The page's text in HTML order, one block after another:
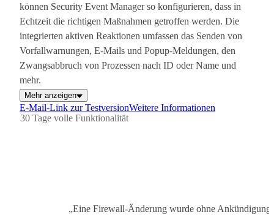
können Security Event Manager so konfigurieren, dass in
Echtzeit die richtigen Maßnahmen getroffen werden. Die
integrierten aktiven Reaktionen umfassen das Senden von
Vorfallwarnungen, E-Mails und Popup-Meldungen, den
Zwangsabbruch von Prozessen nach ID oder Name und
mehr.
Mehr anzeigen
E-Mail-Link zur Testversion
30 Tage volle Funktionalität
Weitere Informationen
„Eine Firewall-Änderung wurde ohne Ankündigung